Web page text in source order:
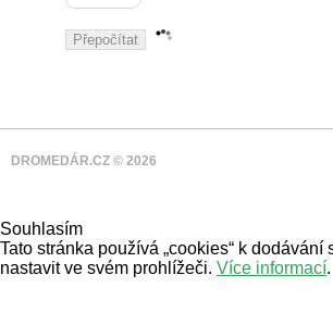
DROMEDÁR.CZ © 2026
Souhlasím
Tato stránka používá „cookies“ k
nastavit ve svém prohlížeči. Více informací.